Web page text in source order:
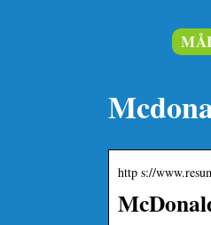
http s://